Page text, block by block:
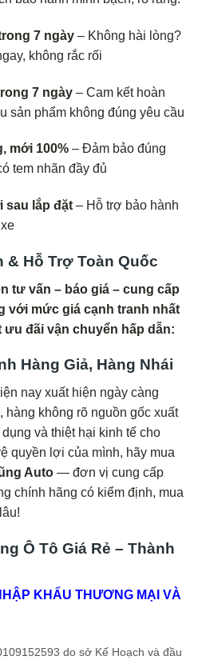
7 ngày – Không hài lòng?
không rắc rối
7 ngày – Cam kết hoàn
sản phẩm không đúng yêu cầu
mới 100% – Đảm bảo đúng
tem nhãn đầy đủ
sau lắp đặt – Hỗ trợ bảo hành
& Hỗ Trợ Toàn Quốc
tư vấn – báo giá – cung cấp
với mức giá cạnh tranh nhất
đãi vận chuyển hấp dẫn:
Hàng Giả, Hàng Nhái
nay xuất hiện ngày càng
hàng không rõ nguồn gốc xuất
và thiệt hại kinh tế cho
quyền lợi của mình, hãy mua
Auto — đơn vị cung cấp
chính hãng có kiểm định, mua
Ô Tô Giá Rẻ – Thành
KHẨU THƯƠNG MẠI VÀ
do sở Kế Hoạch và đầu